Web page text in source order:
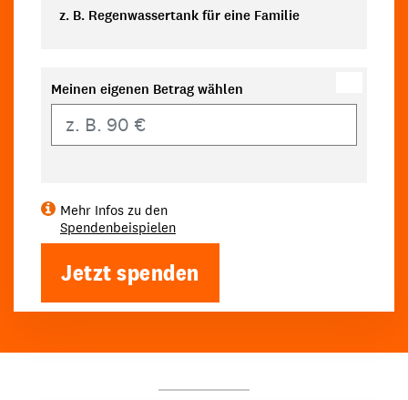
z. B. Regenwassertank für eine Familie
Meinen eigenen Betrag wählen
Mehr Infos zu den
Spendenbeispielen
Jetzt spenden